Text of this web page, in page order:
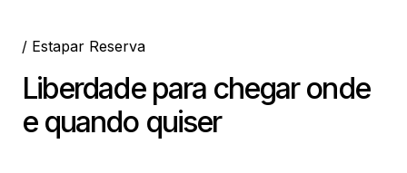
/ Estapar Reserva
Liberdade para chegar onde
e quando quiser